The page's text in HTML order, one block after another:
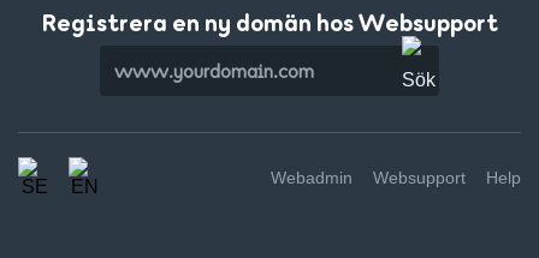
Registrera en ny domän hos Websupport
Webadmin Websupport Help